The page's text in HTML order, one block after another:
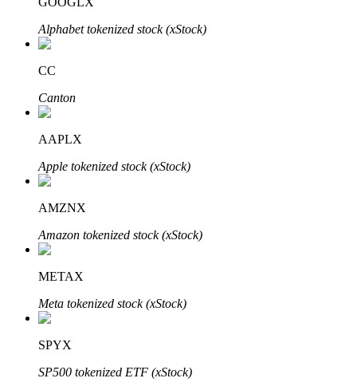
พันธมิตร Bitrue
มากถึง 65% คอมมิชชั่น!
การแนะนำ
เชิญเพื่อนเพื่อรับรางวัลเงินสด
Deposit CASHCAT & Win
Alphabet tokenized stock (xStock)
CC
Canton
AAPLX
Apple tokenized stock (xStock)
AMZNX
Amazon tokenized stock (xStock)
METAX
Meta tokenized stock (xStock)
SPYX
SP500 tokenized ETF (xStock)